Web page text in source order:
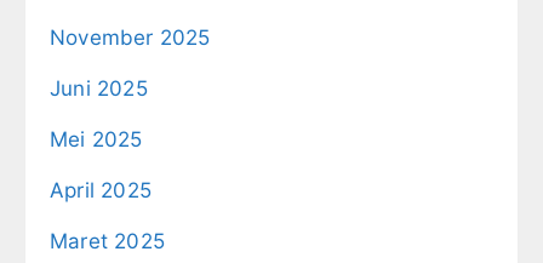
November 2025
Juni 2025
Mei 2025
April 2025
Maret 2025